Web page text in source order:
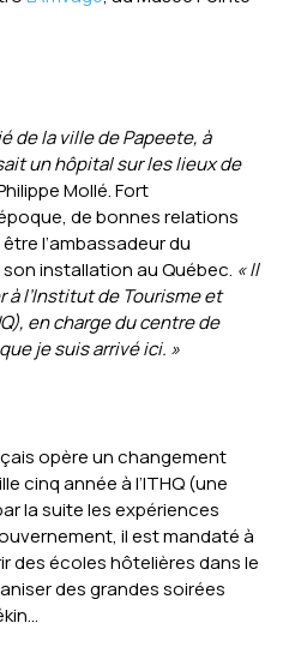
de la ville de Papeete, à
un hôpital sur les lieux de
Mollé. Fort
de bonnes relations
l’ambassadeur du
installation au Québec. « Il
à l’Institut de Tourisme et
en charge du centre de
je suis arrivé ici. »
opère un changement
cinq année à l’ITHQ (une
la suite les expériences
il est mandaté à
des écoles hôtelières dans le
des grandes soirées